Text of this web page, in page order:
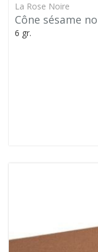
La Rose Noire
Cône sésame
6 gr.